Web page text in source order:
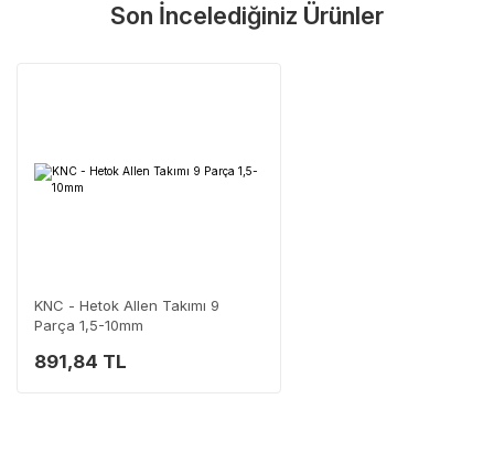
Tüm ürünlerimiz üretici firma garantisi altındadır. Size en yakın
Orijinal garanti belgeli ürünler
Garanti Kapsamı
Yorum Yaz
Son İncelediğiniz Ürünler
KNC - Hetok Allen Takımı 9
Parça 1,5-10mm
891,84 TL